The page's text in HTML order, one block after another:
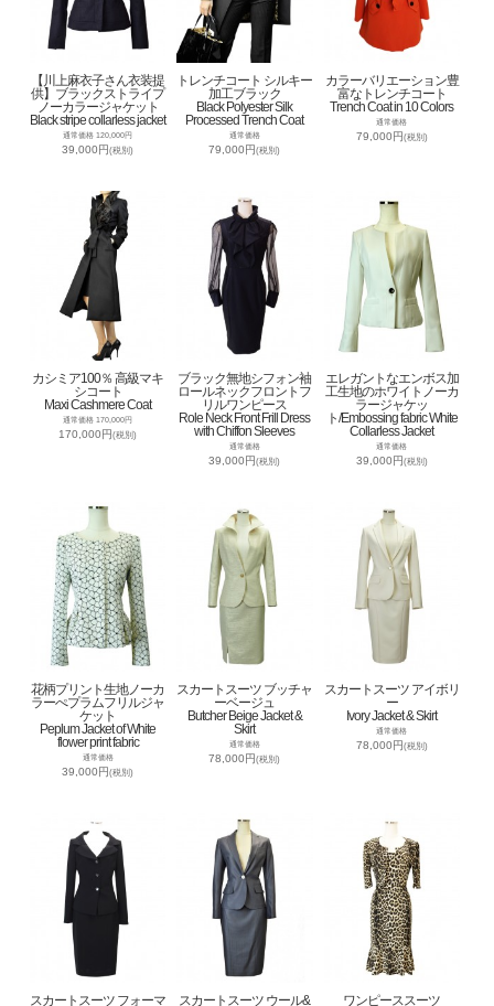
【川上麻衣子さん衣装提
供】ブラックストライプ
ノーカラージャケット
Black stripe collarless jacket
通常価格 120,000円
39,000円(税別)
トレンチコート シルキー
加工ブラック
Black Polyester Silk
Processed Trench Coat
通常価格
79,000円(税別)
カラーバリエーション豊
富なトレンチコート
Trench Coat in 10 Colors
通常価格
79,000円(税別)
カシミア100％ 高級マキ
シコート
Maxi Cashmere Coat
通常価格 170,000円
170,000円(税別)
ブラック無地シフォン袖
ロールネックフロントフ
リルワンピース
Role Neck Front Frill Dress
with Chiffon Sleeves
通常価格
39,000円(税別)
エレガントなエンボス加
工生地のホワイトノーカ
ラージャケッ
ト/Embossing fabric White
Collarless Jacket
通常価格
39,000円(税別)
花柄プリント生地ノーカ
ラーぺプラムフリルジャ
ケット
Peplum Jacket of White
flower print fabric
通常価格
39,000円(税別)
スカートスーツ ブッチャ
ーベージュ
Butcher Beige Jacket &
Skirt
通常価格
78,000円(税別)
スカートスーツ アイボリ
ー
Ivory Jacket & Skirt
通常価格
78,000円(税別)
スカートスーツ フォーマ
スカートスーツ ウール&
ワンピーススーツ